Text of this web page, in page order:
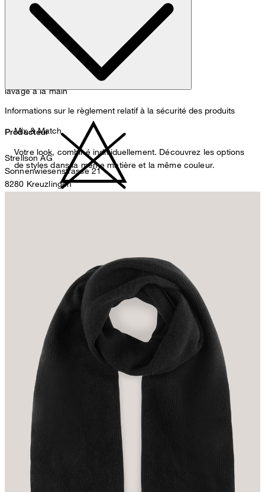
lavage à la main
pas de séchage au séchoir
repassage à faible température
Informations sur le règlement relatif à la sécurité des produits
Producteur
Strellson AG
Sonnenwiesenstrasse 21
8280 Kreuzlingen
contact@strellson.com
Mix & Match
Votre look, combiné individuellement. Découvrez les options
de styles dans la même matière et la même couleur.